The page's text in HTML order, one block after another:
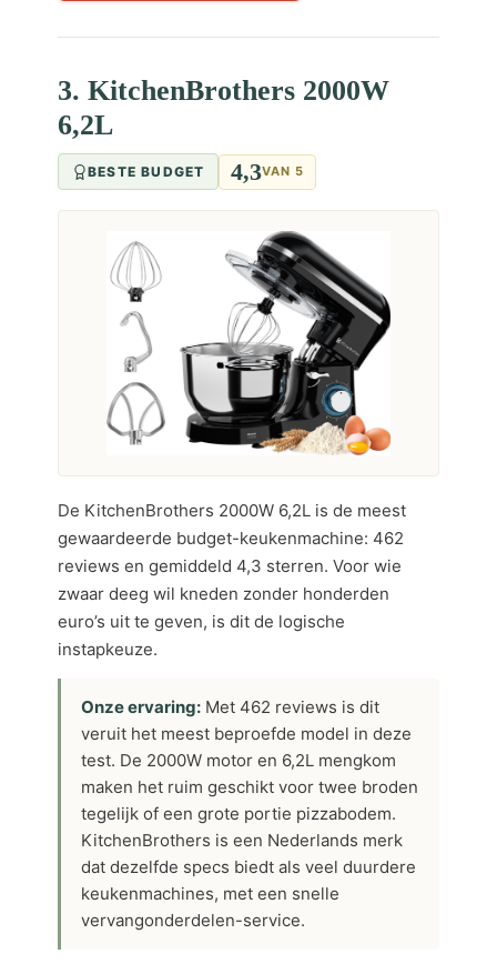
3. KitchenBrothers 2000W
6,2L
BESTE BUDGET 4,3VAN 5
De KitchenBrothers 2000W 6,2L is de meest
gewaardeerde budget-keukenmachine: 462
reviews en gemiddeld 4,3 sterren. Voor wie
zwaar deeg wil kneden zonder honderden
euro’s uit te geven, is dit de logische
instapkeuze.
Onze ervaring: Met 462 reviews is dit
veruit het meest beproefde model in deze
test. De 2000W motor en 6,2L mengkom
maken het ruim geschikt voor twee broden
tegelijk of een grote portie pizzabodem.
KitchenBrothers is een Nederlands merk
dat dezelfde specs biedt als veel duurdere
keukenmachines, met een snelle
vervangonderdelen-service.